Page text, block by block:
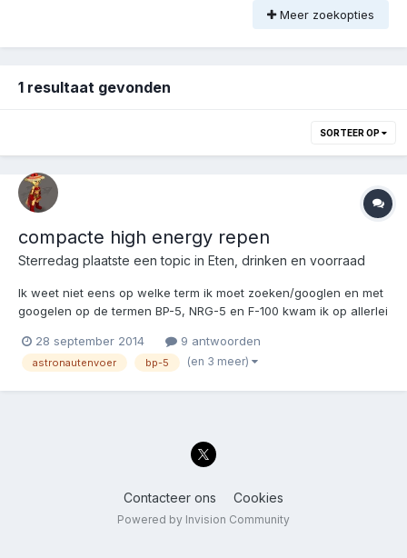
Meer zoekopties
1 resultaat gevonden
SORTEER OP
compacte high energy repen
Sterredag plaatste een topic in Eten, drinken en voorraad
Ik weet niet eens op welke term ik moet zoeken/googlen en met
googelen op de termen BP-5, NRG-5 en F-100 kwam ik op allerlei
proefdingetjes binnen bekregen van onze nieuwe forummer.
(spannend) Maar wat moet ik er nu m...
28 september 2014 9 antwoorden
astronautenvoer bp-5 (en 3 meer)
Contacteer ons Cookies
Powered by Invision Community